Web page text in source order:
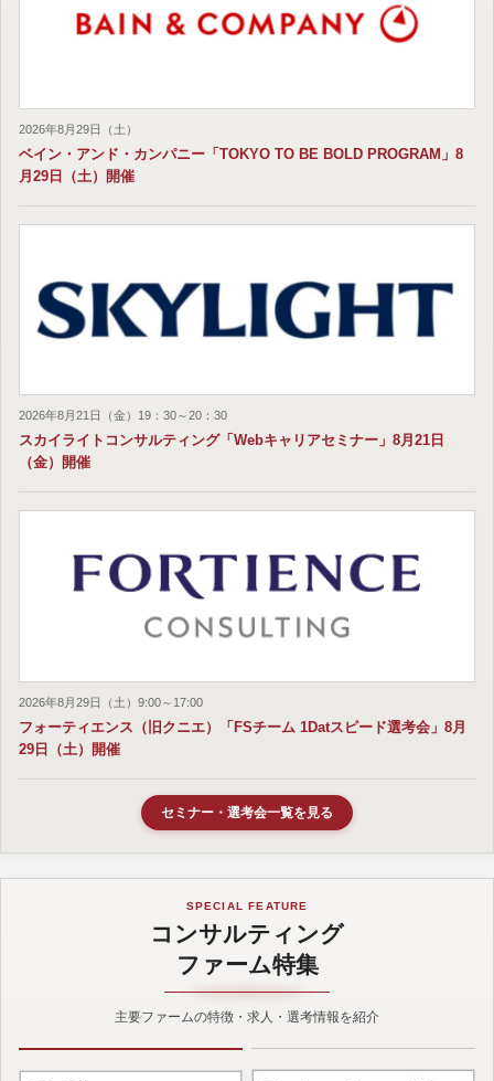
2026年8月29日（土）
ベイン・アンド・カンパニー「TOKYO TO BE BOLD PROGRAM」8
月29日（土）開催
2026年8月21日（金）19：30～20：30
スカイライトコンサルティング「Webキャリアセミナー」8月21日
（金）開催
2026年8月29日（土）9:00～17:00
フォーティエンス（旧クニエ）「FSチーム 1Datスピード選考会」8月
29日（土）開催
セミナー・選考会一覧を見る
SPECIAL FEATURE
コンサルティング
ファーム特集
主要ファームの特徴・求人・選考情報を紹介